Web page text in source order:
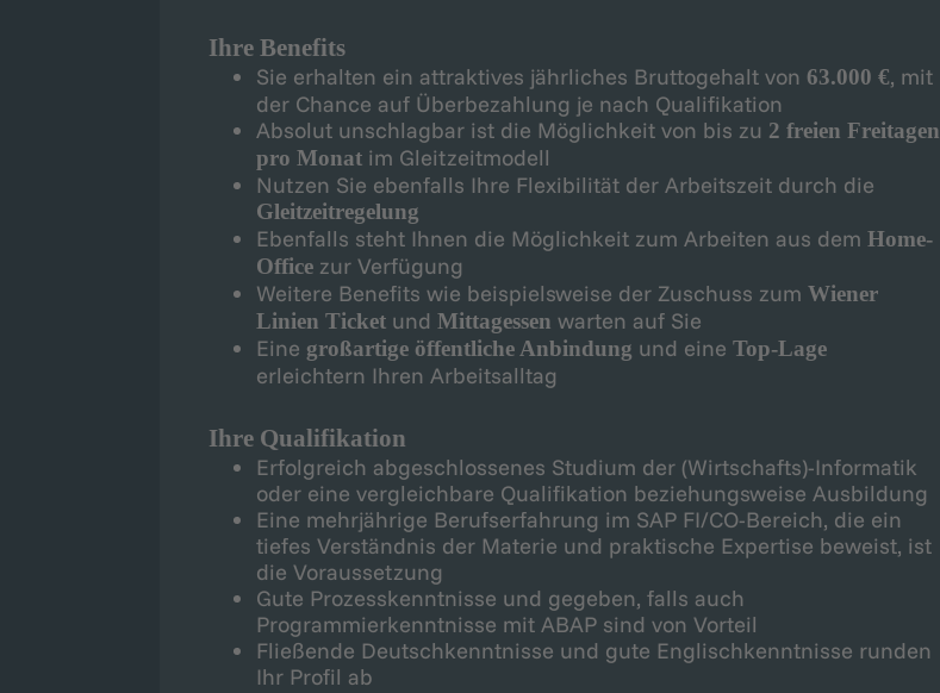
Ihre Benefits
Sie erhalten ein attraktives jährliches Bruttogehalt von 63.000 €, mit
der Chance auf Überbezahlung je nach Qualifikation
Absolut unschlagbar ist die Möglichkeit von bis zu 2 freien Freitagen
pro Monat im Gleitzeitmodell
Nutzen Sie ebenfalls Ihre Flexibilität der Arbeitszeit durch die
Gleitzeitregelung
Ebenfalls steht Ihnen die Möglichkeit zum Arbeiten aus dem Home-
Office zur Verfügung
Weitere Benefits wie beispielsweise der Zuschuss zum Wiener
Linien Ticket und Mittagessen warten auf Sie
Eine großartige öffentliche Anbindung und eine Top-Lage
erleichtern Ihren Arbeitsalltag
Ihre Qualifikation
Erfolgreich abgeschlossenes Studium der (Wirtschafts)-Informatik
oder eine vergleichbare Qualifikation beziehungsweise Ausbildung
Eine mehrjährige Berufserfahrung im SAP FI/CO-Bereich, die ein
tiefes Verständnis der Materie und praktische Expertise beweist, ist
die Voraussetzung
Gute Prozesskenntnisse und gegeben, falls auch
Programmierkenntnisse mit ABAP sind von Vorteil
Fließende Deutschkenntnisse und gute Englischkenntnisse runden
Ihr Profil ab